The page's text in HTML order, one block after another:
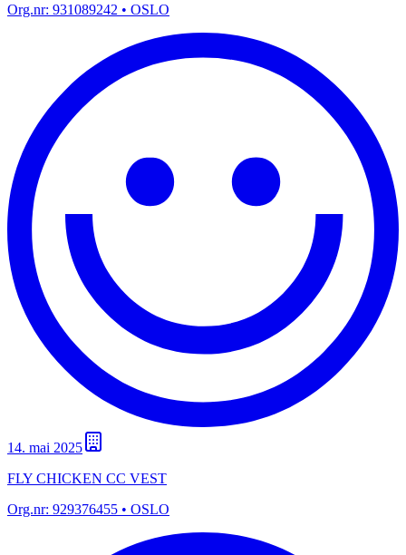
Org.nr: 931089242 • OSLO
14. mai 2025
FLY CHICKEN CC VEST
Org.nr: 929376455 • OSLO